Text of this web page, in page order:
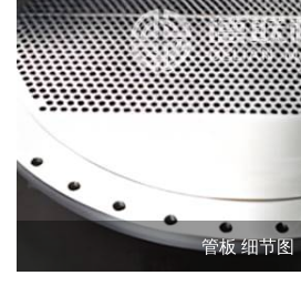
管板 细节图